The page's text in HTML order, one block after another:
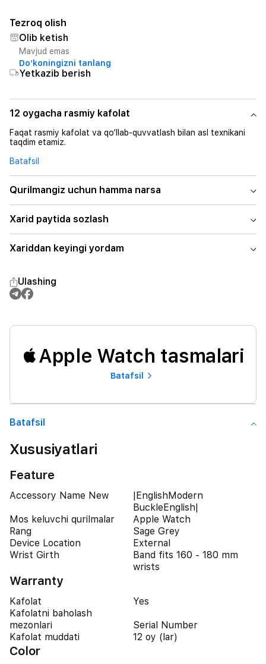
Tezroq olish
Olib ketish
Mavjud emas
Do‘koningizni tanlang
Yetkazib berish
12 oygacha rasmiy kafolat
Faqat rasmiy kafolat va qo‘llab-quvvatlash bilan asl texnikani
taqdim etamiz.
Batafsil
Qurilmangiz uchun hamma narsa
Xarid paytida sozlash
Xariddan keyingi yordam
Ulashing
Apple Watch tasmalari
Batafsil
Batafsil
Xususiyatlari
Feature
Accessory Name New
|EnglishModern
BuckleEnglish|
Mos keluvchi qurilmalar
Apple Watch
Rang
Sage Grey
Device Location
External
Wrist Girth
Band fits 160 - 180 mm
wrists
Warranty
Kafolat
Yes
Kafolatni baholash
mezonlari
Serial Number
Kafolat muddati
12 oy (lar)
Color